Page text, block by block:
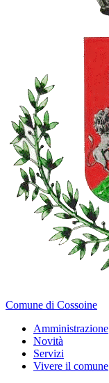
Comune di Cossoine
Amministrazione
Novità
Servizi
Vivere il comune